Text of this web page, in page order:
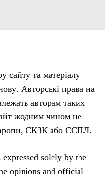
сайту та матеріалу
Авторські права на
авторам таких
жодним чином не
ЄКЗК або ЄСПЛ.
solely by the
opinions and official